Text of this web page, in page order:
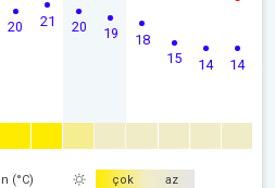
20 21 20 19 18
15 14 14
(°C) çok az